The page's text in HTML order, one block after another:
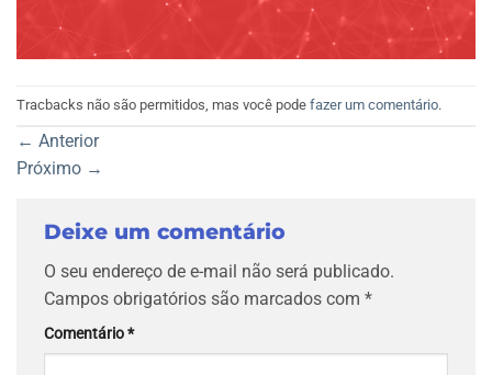
Tracbacks não são permitidos, mas você pode fazer um comentário.
← Anterior
Próximo →
Deixe um comentário
O seu endereço de e-mail não será publicado.
Campos obrigatórios são marcados com *
Comentário*